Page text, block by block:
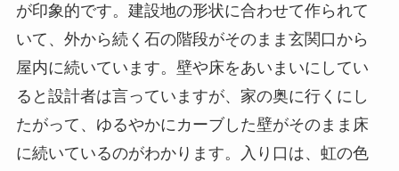
が印象的です。建設地の形状に合わせて作られて
いて、外から続く石の階段がそのまま玄関口から
屋内に続いています。壁や床をあいまいにしてい
ると設計者は言っていますが、家の奥に行くにし
たがって、ゆるやかにカーブした壁がそのまま床
に続いているのがわかります。入り口は、虹の色